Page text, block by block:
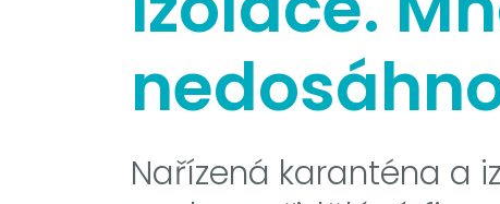
Nařízená karanténa a